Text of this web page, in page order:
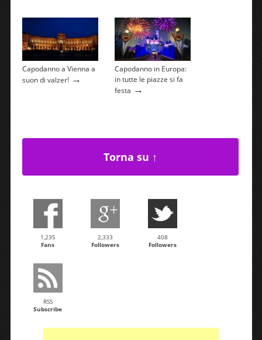
Capodanno a Vienna a
suon di valzer!→
Capodanno in Europa:
in tutte le piazze si fa
festa →
Torna su ↑
1,235
Fans
2,333
Followers
408
Followers
RSS
Subscribe